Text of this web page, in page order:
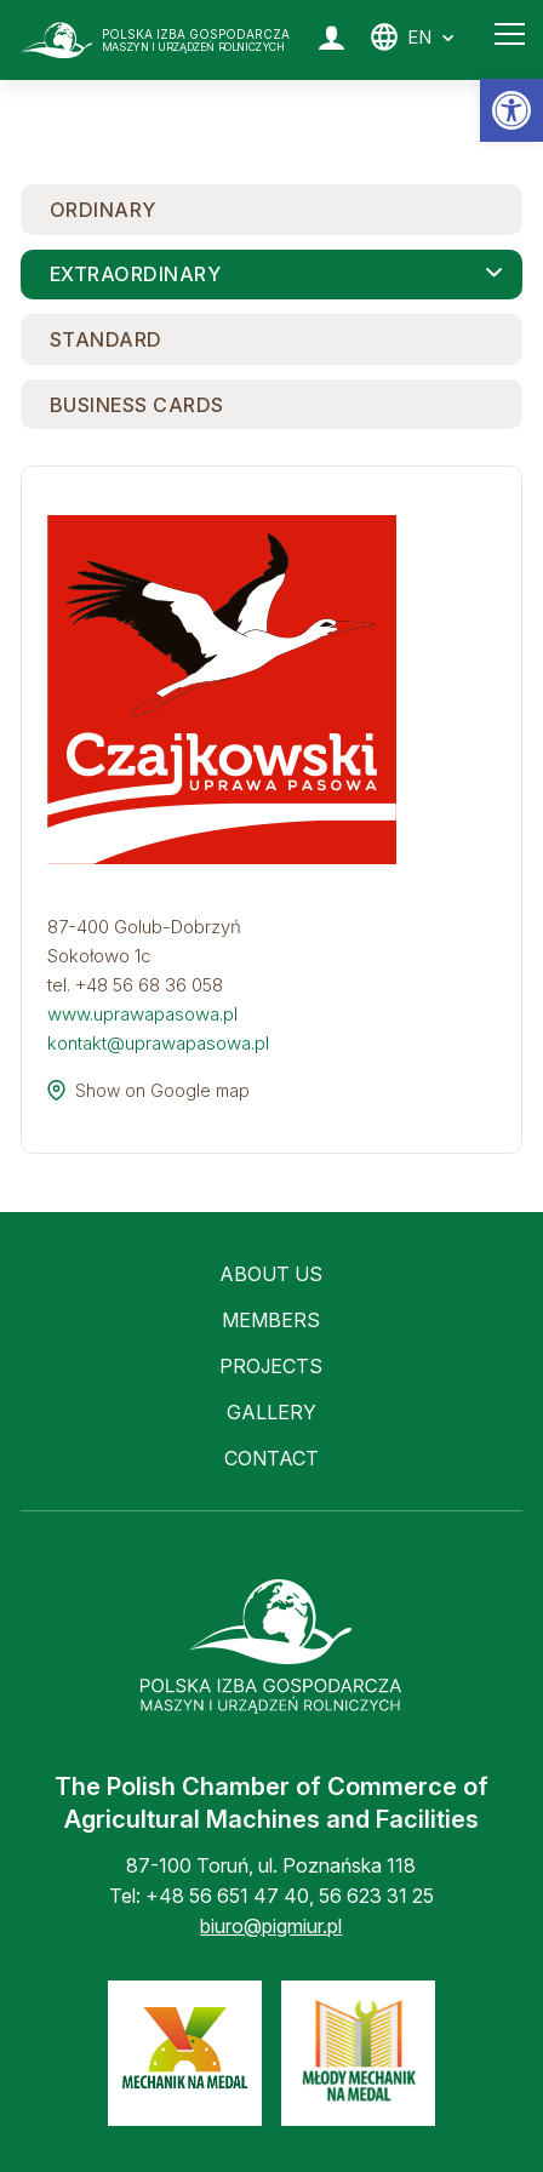
POLSKA IZBA GOSPODARCZA
MASZYN I URZĄDZEŃ ROLNICZYCH EN
ORDINARY
EXTRAORDINARY
STANDARD
BUSINESS CARDS
87-400 Golub-Dobrzyń
Sokołowo 1c
tel. +48 56 68 36 058
www.uprawapasowa.pl
kontakt@uprawapasowa.pl
Show on Google map
ABOUT US
MEMBERS
PROJECTS
GALLERY
CONTACT
The Polish Chamber of Commerce of
Agricultural Machines and Facilities
87-100 Toruń, ul. Poznańska 118
Tel: +48 56 651 47 40, 56 623 31 25
biuro@pigmiur.pl